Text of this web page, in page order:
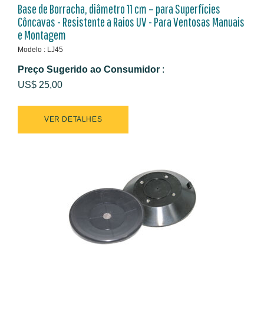
Base de Borracha, diâmetro 11 cm – para Superfícies
Côncavas - Resistente a Raios UV - Para Ventosas Manuais
e Montagem
Modelo : LJ45
Preço Sugerido ao Consumidor :
US$ 25,00
VER DETALHES